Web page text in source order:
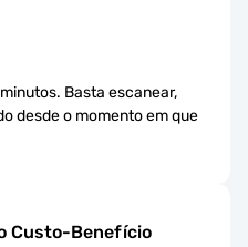
Basta escanear,
desde o momento em que
Custo-Benefício